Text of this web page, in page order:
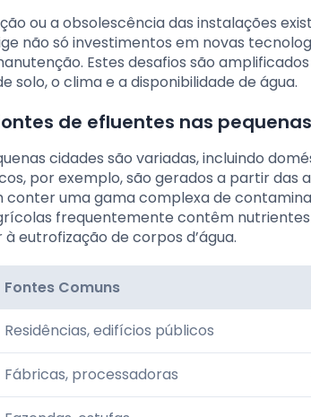
ou a obsolescência das instalações
não só investimentos em novas
Estes desafios são
solo, o clima e a disponibilidade de água.
de efluentes nas
cidades são variadas, incluindo
por exemplo, são gerados a partir das
conter uma gama complexa de
frequentemente contêm
eutrofização de corpos d’água.
Fontes Comuns
Residências, edifícios públicos
Fábricas, processadoras